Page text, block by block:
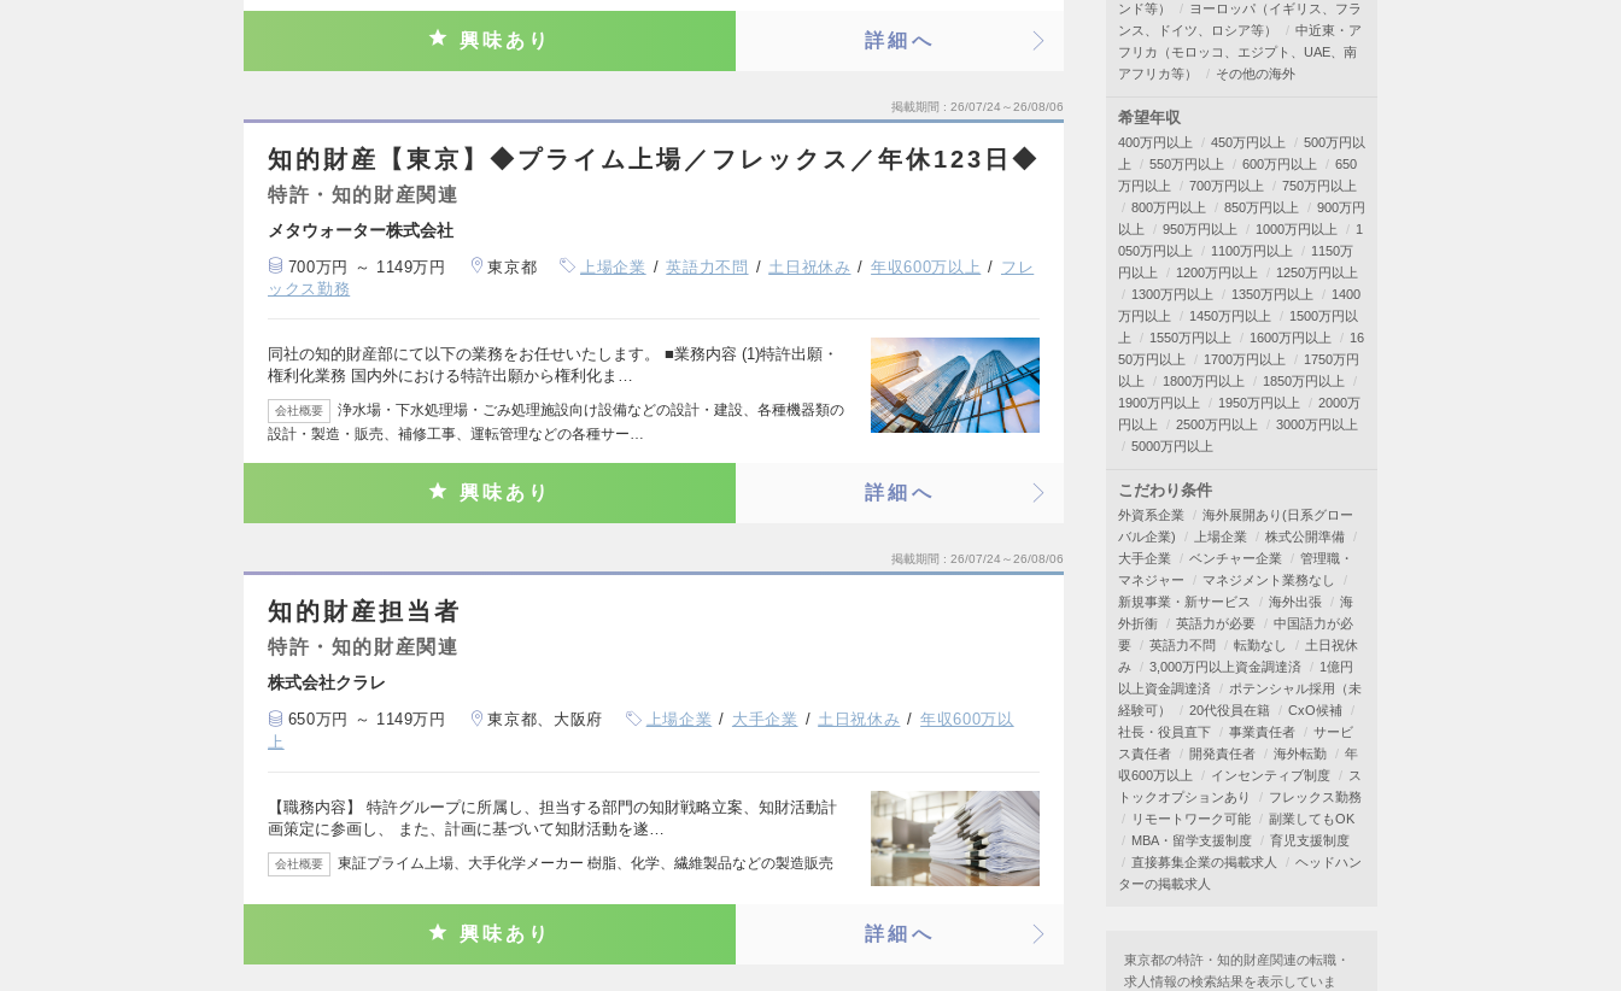
興味あり 詳細へ
掲載期間 26/07/24～26/08/06
知的財産【東京】◆プライム上場／フレックス／年休123日◆
特許・知的財産関連
メタウォーター株式会社
700万円 ～ 1149万円 東京都 上場企業 英語力不問 土日祝休み 年収600万以上
フレ
ックス勤務
同社の知的財産部にて以下の業務をお任せいたします。 ■業務内容 (1)特許出願・
権利化業務 国内外における特許出願から権利化ま…
会社概要
浄水場・下水処理場・ごみ処理施設向け設備などの設計・建設、各種機器類の
設計・製造・販売、補修工事、運転管理などの各種サー…
興味あり 詳細へ
掲載期間 26/07/24～26/08/06
知的財産担当者
特許・知的財産関連
株式会社クラレ
650万円 ～ 1149万円 東京都、大阪府 上場企業 大手企業 土日祝休み
年収600万以
上
【職務内容】 特許グループに所属し、担当する部門の知財戦略立案、知財活動計
画策定に参画し、 また、計画に基づいて知財活動を遂…
会社概要 東証プライム上場、大手化学メーカー 樹脂、化学、繊維製品などの製造販売
興味あり 詳細へ
ンド等）
ヨーロッパ（イギリス、フラ
ンス、ドイツ、ロシア等）
中近東・ア
フリカ（モロッコ、エジプト、UAE、南
アフリカ等）
その他の海外
希望年収
400万円以上 450万円以上
500万円以
上
550万円以上 600万円以上
650
万円以上
700万円以上
750万円以上
800万円以上
850万円以上
900万円
以上
950万円以上 1000万円以上
1
050万円以上
1100万円以上
1150万
円以上
1200万円以上
1250万円以上
1300万円以上
1350万円以上
1400
万円以上
1450万円以上
1500万円以
上
1550万円以上 1600万円以上
16
50万円以上
1700万円以上
1750万円
以上
1800万円以上
1850万円以上
1900万円以上
1950万円以上
2000万
円以上
2500万円以上
3000万円以上
5000万円以上
こだわり条件
外資系企業
海外展開あり(日系グロー
バル企業)
上場企業
株式公開準備
大手企業
ベンチャー企業
管理職・
マネジャー
マネジメント業務なし
新規事業・新サービス
海外出張
海
外折衝
英語力が必要
中国語力が必
要
英語力不問 転勤なし
土日祝休
み
3,000万円以上資金調達済
1億円
以上資金調達済
ポテンシャル採用（未
経験可）
20代役員在籍
CxO候補
社長・役員直下
事業責任者
サービ
ス責任者
開発責任者 海外転勤
年
収600万以上
インセンティブ制度
ス
トックオプションあり
フレックス勤務
リモートワーク可能
副業してもOK
MBA・留学支援制度
育児支援制度
直接募集企業の掲載求人
ヘッドハン
ターの掲載求人
東京都の特許・知的財産関連の転職・
求人情報の検索結果を表示していま